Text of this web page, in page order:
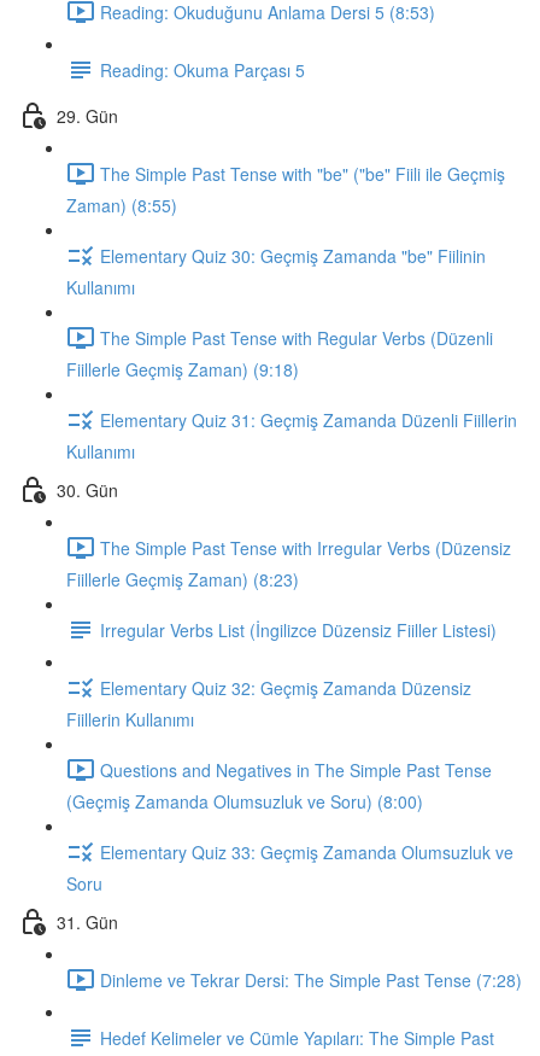
Reading: Okuduğunu Anlama Dersi 5 (8:53)
Reading: Okuma Parçası 5
29. Gün
The Simple Past Tense with "be" ("be" Fiili ile Geçmiş
Zaman) (8:55)
Elementary Quiz 30: Geçmiş Zamanda "be" Fiilinin
Kullanımı
The Simple Past Tense with Regular Verbs (Düzenli
Fiillerle Geçmiş Zaman) (9:18)
Elementary Quiz 31: Geçmiş Zamanda Düzenli Fiillerin
Kullanımı
30. Gün
The Simple Past Tense with Irregular Verbs (Düzensiz
Fiillerle Geçmiş Zaman) (8:23)
Irregular Verbs List (İngilizce Düzensiz Fiiller Listesi)
Elementary Quiz 32: Geçmiş Zamanda Düzensiz
Fiillerin Kullanımı
Questions and Negatives in The Simple Past Tense
(Geçmiş Zamanda Olumsuzluk ve Soru) (8:00)
Elementary Quiz 33: Geçmiş Zamanda Olumsuzluk ve
Soru
31. Gün
Dinleme ve Tekrar Dersi: The Simple Past Tense (7:28)
Hedef Kelimeler ve Cümle Yapıları: The Simple Past